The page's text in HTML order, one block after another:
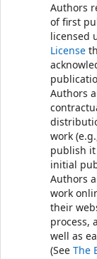
Authors
of first
licensed
License
Authors
work
publish it
initial
Authors
work
their
process,
well as
(See The